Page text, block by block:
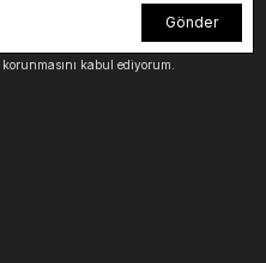
Gönder
korunmasını kabul ediyorum.